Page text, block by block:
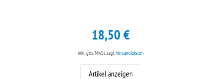
18,50 €
inkl. ges. MwSt. zzgl.Versandkosten
Artikel anzeigen